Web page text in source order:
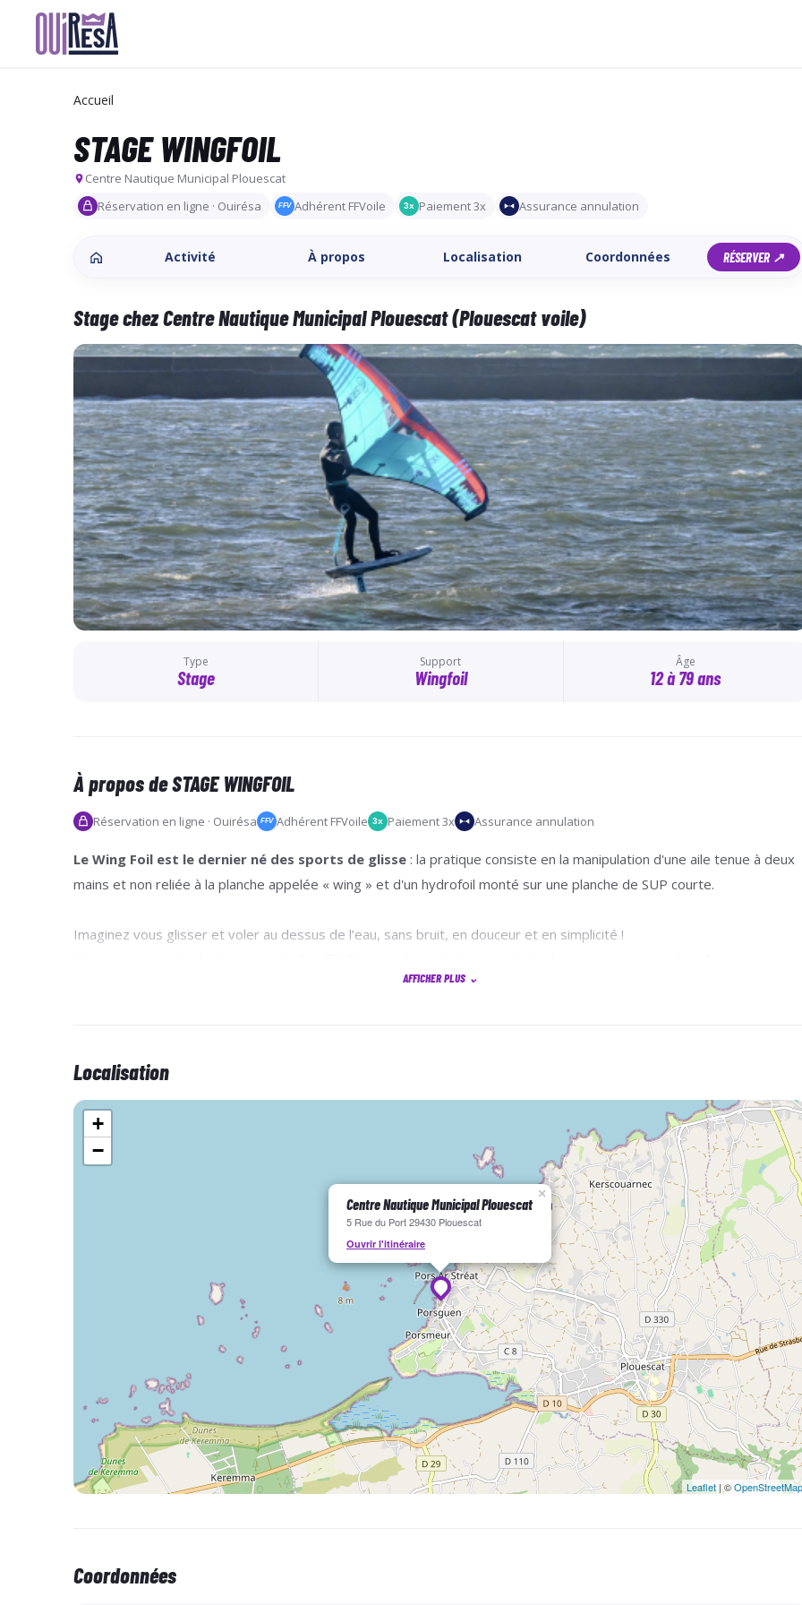
Accueil
STAGE WINGFOIL
Centre Nautique Municipal Plouescat
Réservation en ligne · Ouirésa
FFV Adhérent FFVoile 3x Paiement 3x Assurance annulation
Activité À propos Localisation Coordonnées RÉSERVER ↗
Stage chez Centre Nautique Municipal Plouescat (Plouescat voile)
Type
Stage
Support
Wingfoil
Âge
12 à 79 ans
À propos de STAGE WINGFOIL
Réservation en ligne · Ouirésa FFV Adhérent FFVoile 3x Paiement 3x Assurance annulation
Le Wing Foil est le dernier né des sports de glisse : la pratique consiste en la manipulation d'une aile tenue à deux
mains et non reliée à la planche appelée « wing » et d'un hydrofoil monté sur une planche de SUP courte.
Imaginez vous glisser et voler au dessus de l’eau, sans bruit, en douceur et en simplicité !
énormément plaisir avec un potentiel de sensations infini !
sur les 4 jours suivant du mardi au vendredi selon la météo et la marée
1er séance type : atelier manipulation aile +vol en foil avec bateau en tracté
: perfectionnement de la tenue de l'aile pour être efficace en propulsion et début vol
: décollage et maitrise du vol avec l'aile
Les séances de Wing Foil nécessite de la technique pour gérer le Foil et la Wing mais grâce à notre enseignement
personnalisé et dissocié, vous pouvez y arriver, le rêve est à porté de main
Vous serez 3 stagiaires maximum par moniteur; le moniteur se déplacera sur l'eau avec un semi-rigide 5 mètres de
Notre objectif est de vous rendre autonome sur l'eau pour que vous deveniez passionnés de wingfoil.
N'hésitez plus, réservez!!!!
Le décret N° 2021-564 du 7 mai 2021 précise que l’obtention ou le renouvellement d’une licence sportive
AFFICHER PLUS ⌄
Localisation
Centre Nautique Municipal Plouescat
5 Rue du Port 29430 Plouescat
Ouvrir l'itinéraire
×
+
−
Leaflet | ©OpenStreetMap
Coordonnées